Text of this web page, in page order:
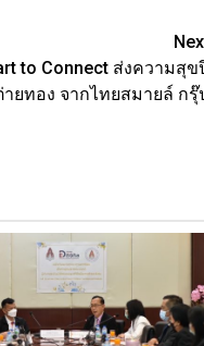
to Connect ส่งความสุข
ายทอง จากไทยสมายล์ กรุ๊